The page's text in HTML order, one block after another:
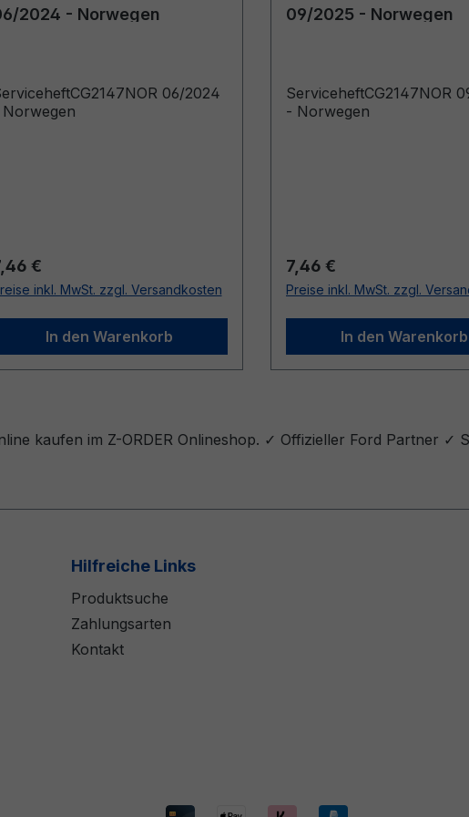
2024 - Norwegen
06/2024
Preis:
€
inkl. MwSt. zzgl. Versandkosten
In den Warenkorb
09/2025 - Norwegen
ServiceheftCG2147NOR
- Norwegen
Regulärer Preis:
7,46 €
Preise inkl. MwSt. zzgl.
In den Warenkorb
kaufen im Z-ORDER Onlineshop. ✓ Offizieller Ford Partner ✓
Hilfreiche Links
Produktsuche
Zahlungsarten
Kontakt